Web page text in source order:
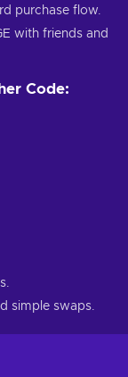
purchase flow.
with friends and
Code:
simple swaps.